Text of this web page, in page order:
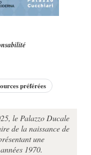
préférées
le Palazzo Ducale
de la naissance de
une
1970.